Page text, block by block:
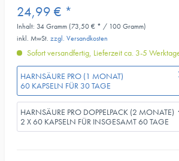
24,99 € *
Inhalt: 34 Gramm (73,50 € * / 100 Gramm)
inkl. MwSt. zzgl. Versandkosten
Sofort versandfertig, Lieferzeit ca. 3-5
HARNSÄURE PRO (1 MONAT)
60 KAPSELN FÜR 30 TAGE
HARNSÄURE PRO DOPPELPACK (2 MONATE)
2 X 60 KAPSELN FÜR INSGESAMT 60 TAGE